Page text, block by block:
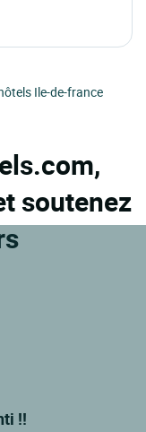
Ile-de-france
soutenez
!!